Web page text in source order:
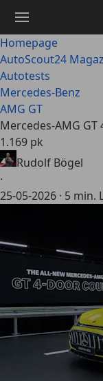
naar
hoofdinhoud
Homepage
AutoScout24
Autotests
Mercedes-Benz
AMG GT
Mercedes-AMG
1.169 pk
Rudolf Bögel
·
25-05-2026 · 5 min.